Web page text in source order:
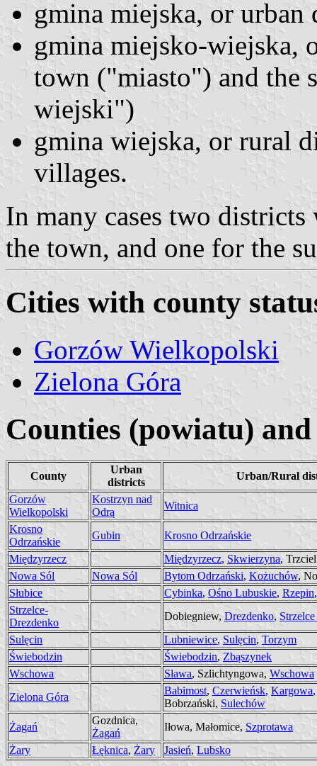
gmina miejska, or
gmina miejsko-wiejska,
town ("miasto") and the
wiejski")
gmina wiejska, or rural
villages.
In many cases two
the town, and one for the
Cities with county
Gorzów Wielkopolski
Zielona Góra
Counties (powiatu)
County
Urban
districts
Urban/Rural
Gorzów
Wielkopolski
Kostrzyn nad
Odrą
Witnica
Krosno
Odrzańskie
Gubin
Krosno Odrzańskie
Międzyrzecz
Międzyrzecz, Skwierzyna, Trzciel
Nowa Sól
Nowa Sól Bytom Odrzański, Kożuchów,
Słubice
Cybinka, Ośno Lubuskie, Rzepin
Strzelce-
Drezdenko
Dobiegniew, Drezdenko,
Sulęcin
Lubniewice, Sulęcin, Torzym
Świebodzin
Świebodzin, Zbąszynek
Wschowa
Sława, Szlichtyngowa, Wschowa
Zielona Góra
Babimost, Czerwieńsk, Kargowa
Bobrzański, Sulechów
Żagań
Gozdnica,
Żagań
Iłowa, Małomice, Szprotawa
Żary
Łęknica, Żary Jasień, Lubsko